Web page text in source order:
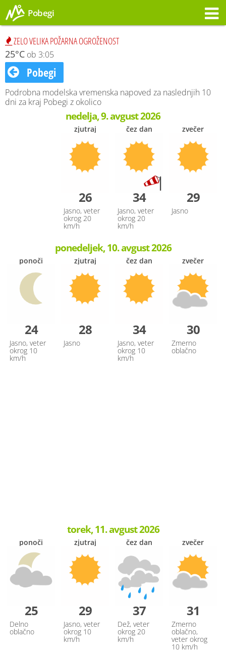
Pobegi
ZELO VELIKA POŽARNA OGROŽENOST
25°C ob 3:05
Pobegi
Podrobna modelska vremenska napoved za naslednjih 10
dni za kraj Pobegi z okolico
nedelja, 9. avgust 2026
zjutraj
26
Jasno, veter
okrog 20
km/h
čez dan
34
Jasno, veter
okrog 20
km/h
zvečer
29
Jasno
ponedeljek, 10. avgust 2026
ponoči
24
Jasno, veter
okrog 10
km/h
zjutraj
28
Jasno
čez dan
34
Jasno, veter
okrog 10
km/h
zvečer
30
Zmerno
oblačno
torek, 11. avgust 2026
ponoči
25
Delno
oblačno
zjutraj
29
Jasno, veter
okrog 10
km/h
čez dan
37
Dež, veter
okrog 20
km/h
zvečer
31
Zmerno
oblačno,
veter okrog
10 km/h